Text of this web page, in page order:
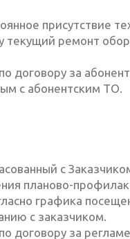
присутствие
текущий ремонт
договору за
с абонентским ТО.
с
планово-
графика
с заказчиком.
договору за